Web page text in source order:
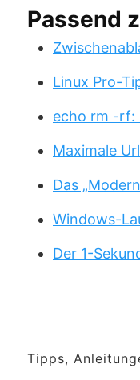
Passend
Linux Pro-
echo rm -rf:
Maximale
Das
Windows-
Der 1-
Tipps,